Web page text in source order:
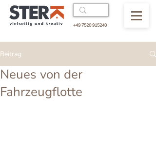
+49 7520 915240
Beitrag
Neues von der
Fahrzeugflotte